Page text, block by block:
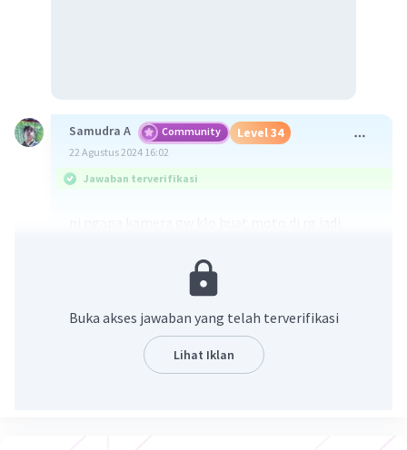
Samudra A Community Level 34
22 Agustus 2024 16:02
Jawaban terverifikasi
Buka akses jawaban yang telah terverifikasi
Lihat Iklan